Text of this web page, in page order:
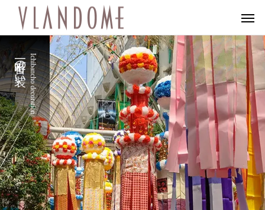
Ichibancho decoration
一番町の装い